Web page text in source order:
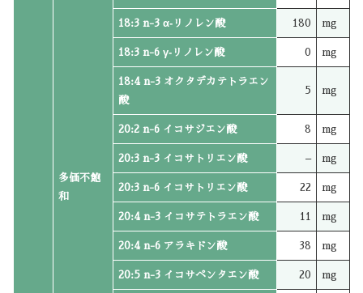
多価不飽
和
18:3 n-3 α‐リノレン酸 180 mg
18:3 n-6 γ‐リノレン酸 0 mg
18:4 n-3 オクタデカテトラエン
酸
5 mg
20:2 n-6 イコサジエン酸 8 mg
20:3 n-3 イコサトリエン酸 – mg
20:3 n-6 イコサトリエン酸 22 mg
20:4 n-3 イコサテトラエン酸 11 mg
20:4 n-6 アラキドン酸 38 mg
20:5 n-3 イコサペンタエン酸 20 mg